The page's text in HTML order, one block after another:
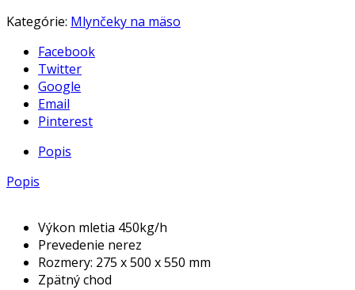
Kategórie: Mlynčeky na mäso
Facebook
Twitter
Google
Email
Pinterest
Popis
Popis
Výkon mletia 450kg/h
Prevedenie nerez
Rozmery: 275 x 500 x 550 mm
Zpätný chod